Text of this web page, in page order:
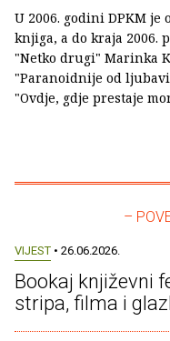
U 2006. godini DPKM
knjiga, a do kraja 2006.
"Netko drugi" Marinka
"Paranoidnije od
"Ovdje, gdje prestaje
–
VIJEST • 26.06.2026.
Bookaj književni
stripa, filma i